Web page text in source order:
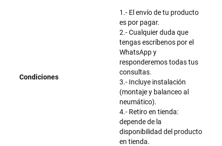
Condiciones
1.- El envío de tu producto
es por pagar.
2.- Cualquier duda que
tengas escríbenos por el
WhatsApp y
responderemos todas tus
consultas.
3.- Incluye instalación
(montaje y balanceo al
neumático).
4.- Retiro en tienda:
depende de la
disponibilidad del producto
en tienda.